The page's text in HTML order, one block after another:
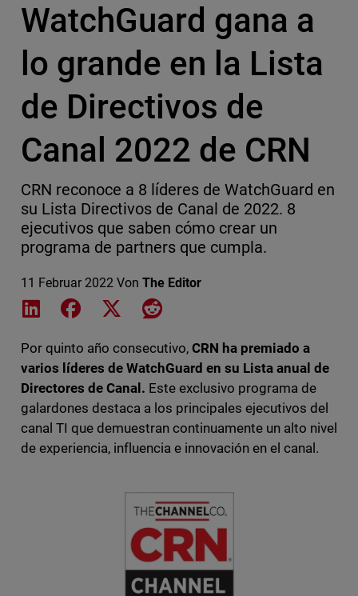
WatchGuard gana a
lo grande en la Lista
de Directivos de
Canal 2022 de CRN
CRN reconoce a 8 líderes de WatchGuard en
su Lista Directivos de Canal de 2022. 8
ejecutivos que saben cómo crear un
programa de partners que cumpla.
11 Februar 2022 Von The Editor
Share on LinkedIn
Share on Facebook
Share on XShare on Reddit
Por quinto año consecutivo, CRN ha premiado a
varios líderes de WatchGuard en su Lista anual de
Directores de Canal. Este exclusivo programa de
galardones destaca a los principales ejecutivos del
canal TI que demuestran continuamente un alto nivel
de experiencia, influencia e innovación en el canal.